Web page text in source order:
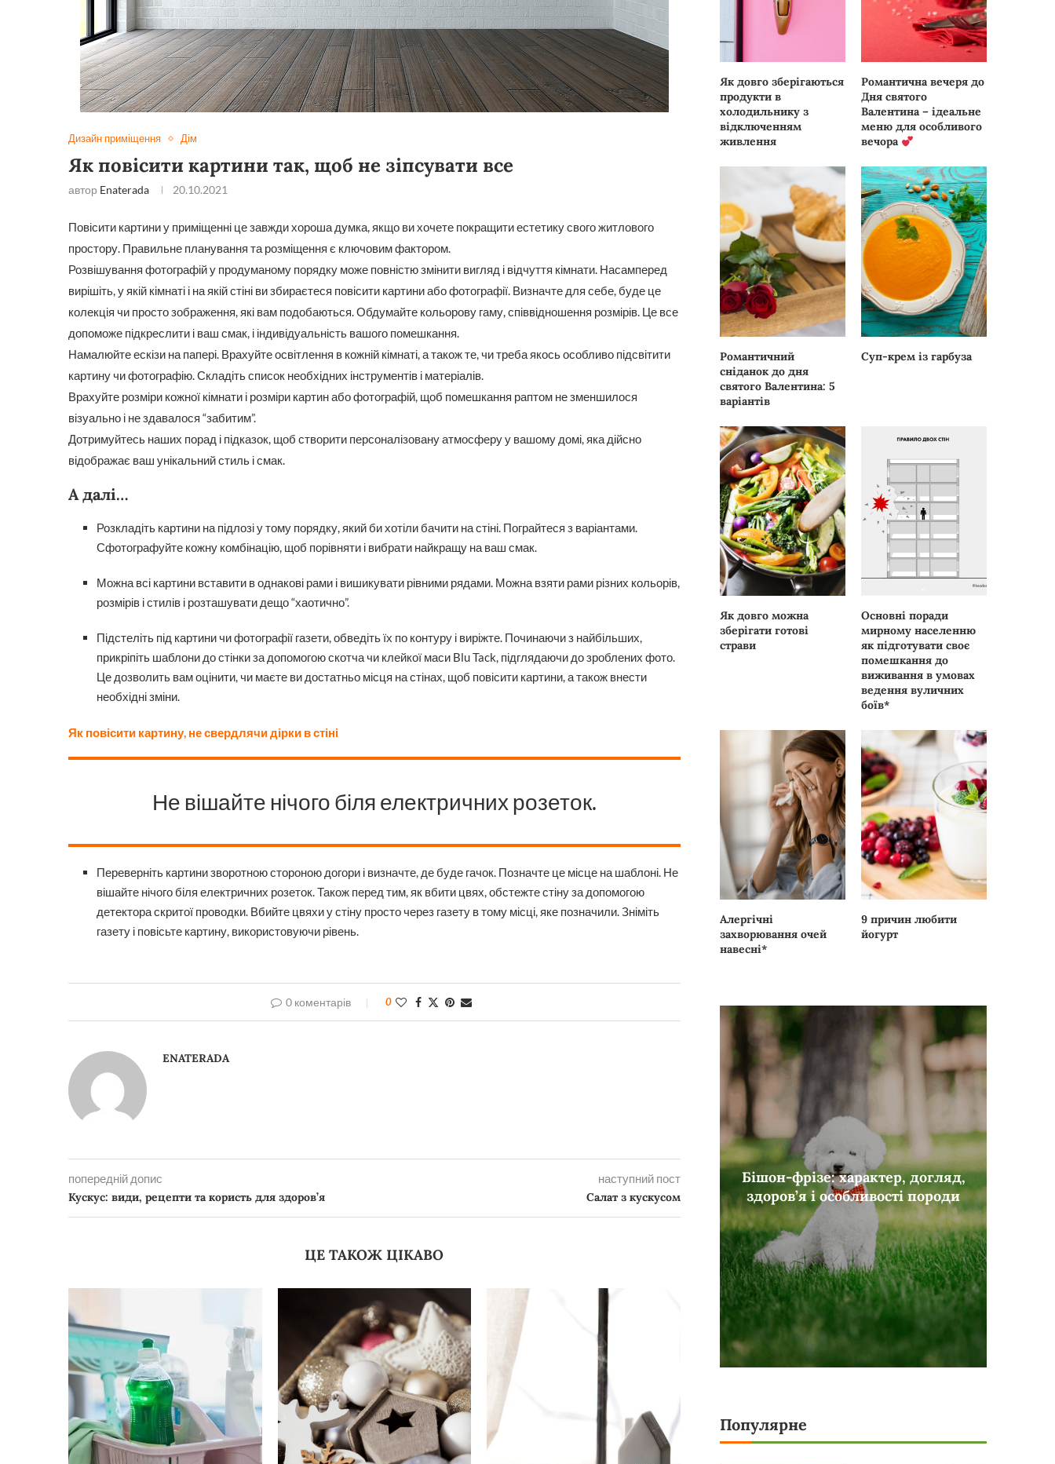
Дизайн приміщення Дім
Як повісити картини так, щоб не зіпсувати все
автор Enaterada 20.10.2021
Повісити картини у приміщенні це завжди хороша думка, якщо ви хочете покращити естетику свого житлового
простору. Правильне планування та розміщення є ключовим фактором.
Розвішування фотографій у продуманому порядку може повністю змінити вигляд і відчуття кімнати. Насамперед
вирішіть, у якій кімнаті і на якій стіні ви збираєтеся повісити картини або фотографії. Визначте для себе, буде це
колекція чи просто зображення, які вам подобаються. Обдумайте кольорову гаму, співвідношення розмірів. Це все
допоможе підкреслити і ваш смак, і індивідуальність вашого помешкання.
Намалюйте ескізи на папері. Врахуйте освітлення в кожній кімнаті, а також те, чи треба якось особливо підсвітити
картину чи фотографію. Складіть список необхідних інструментів і матеріалів.
Врахуйте розміри кожної кімнати і розміри картин або фотографій, щоб помешкання раптом не зменшилося
візуально і не здавалося “забитим”.
Дотримуйтесь наших порад і підказок, щоб створити персоналізовану атмосферу у вашому домі, яка дійсно
відображає ваш унікальний стиль і смак.
А далі…
Розкладіть картини на підлозі у тому порядку, який би хотіли бачити на стіні. Пограйтеся з варіантами.
Сфотографуйте кожну комбінацію, щоб порівняти і вибрати найкращу на ваш смак.
Можна всі картини вставити в однакові рами і вишикувати рівними рядами. Можна взяти рами різних кольорів,
розмірів і стилів і розташувати дещо “хаотично”.
Підстеліть під картини чи фотографії газети, обведіть їх по контуру і виріжте. Починаючи з найбільших,
прикріпіть шаблони до стінки за допомогою скотча чи клейкої маси Blu Tack, підглядаючи до зроблених фото.
Це дозволить вам оцінити, чи маєте ви достатньо місця на стінах, щоб повісити картини, а також внести
необхідні зміни.
Як повісити картину, не свердлячи дірки в стіні
Не вішайте нічого біля електричних розеток.
Переверніть картини зворотною стороною догори і визначте, де буде гачок. Позначте це місце на шаблоні. Не
вішайте нічого біля електричних розеток. Також перед тим, як вбити цвях, обстежте стіну за допомогою
детектора скритої проводки. Вбийте цвяхи у стіну просто через газету в тому місці, яке позначили. Зніміть
газету і повісьте картину, використовуючи рівень.
0 коментарів 0
ENATERADA
попередній допис
Кускус: види, рецепти та користь для здоров’я
наступний пост
Салат з кускусом
ЦЕ ТАКОЖ ЦІКАВО
Як довго зберігаються
продукти в
холодильнику з
відключенням
живлення
Романтична вечеря до
Дня святого
Валентина – ідеальне
меню для особливого
вечора
Романтичний
сніданок до дня
святого Валентина: 5
варіантів
Суп-крем із гарбуза
Як довго можна
зберігати готові
страви
Основні поради
мирному населенню
як підготувати своє
помешкання до
виживання в умовах
ведення вуличних
боїв*
Алергічні
захворювання очей
навесні*
9 причин любити
йогурт
Бішон-фрізе: характер, догляд,
здоров’я і особливості породи
Популярне